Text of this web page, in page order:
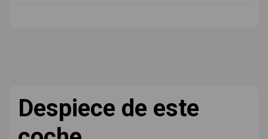
Despiece de este